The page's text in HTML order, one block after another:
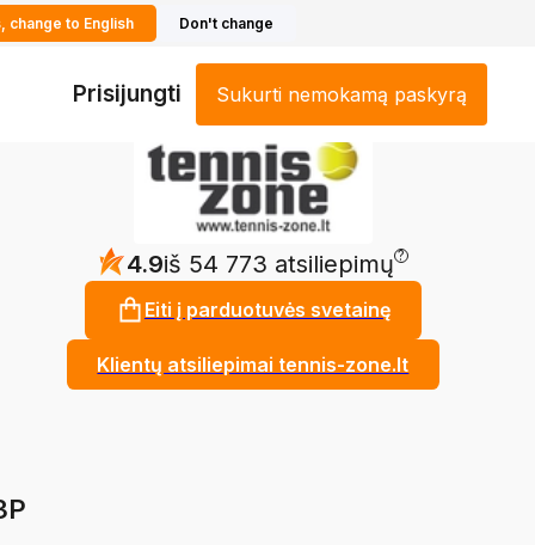
change to English Don't change
Prisijungti Sukurti nemokamą paskyrą
4.9iš 54 773 atsiliepimų ?
Eiti į parduotuvės svetainę
Klientų atsiliepimai tennis-zone.lt